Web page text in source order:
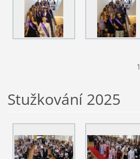
1
Stužkování 2025